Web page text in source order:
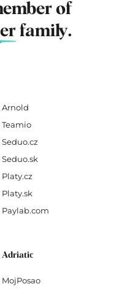
of
family.
Arnold
Teamio
Seduo.cz
Seduo.sk
Platy.cz
Platy.sk
Paylab.com
Adriatic
MojPosao